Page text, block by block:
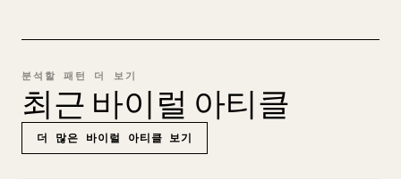
분석할 패턴 더 보기
최근 바이럴 아티클
더 많은 바이럴 아티클 보기